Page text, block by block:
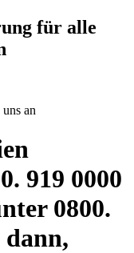
für alle
an
919 0000
0800.
dann,